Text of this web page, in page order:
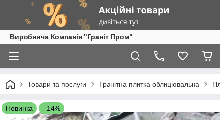
Виробнича Компанія "Граніт Пром"
Товари та послуги Гранітна плитка облицювальна
Новинка –14%